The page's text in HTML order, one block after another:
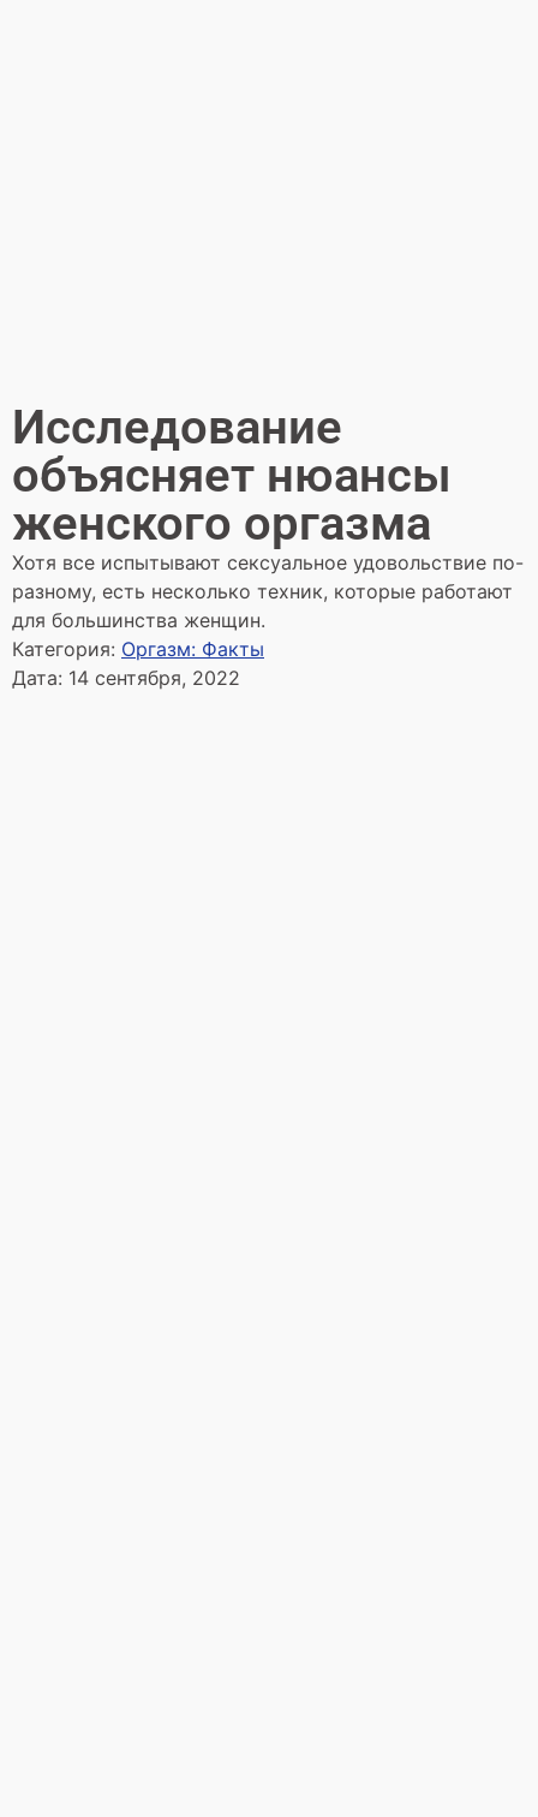
Исследование
объясняет нюансы
женского оргазма
Хотя все испытывают сексуальное удовольствие по-
разному, есть несколько техник, которые работают
для большинства женщин.
Категория: Оргазм: Факты
Дата: 14 сентября, 2022